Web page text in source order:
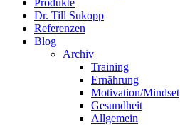
Produkte
Dr. Till Sukopp
Referenzen
Blog
Archiv
Training
Ernährung
Motivation/Mindset
Gesundheit
Allgemein